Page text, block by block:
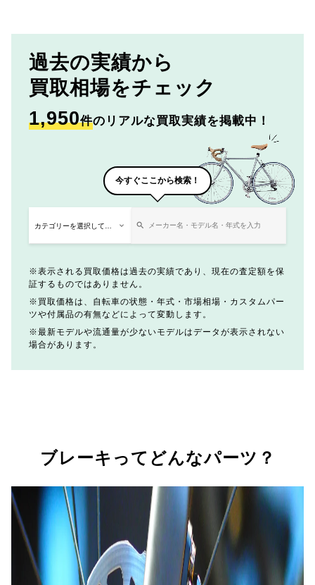
過去の実績から
買取相場をチェック
1,950件のリアルな買取実績を掲載中！
今すぐここから検索！
表示される買取価格は過去の実績であり、現在の査定額を保
証するものではありません。
買取価格は、自転車の状態・年式・市場相場・カスタムパー
ツや付属品の有無などによって変動します。
最新モデルや流通量が少ないモデルはデータが表示されない
場合があります。
ブレーキってどんなパーツ？